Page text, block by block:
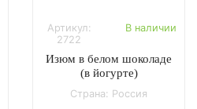
Артикул:
2722
В наличии
Изюм в белом шоколаде
(в йогурте)
Страна: Россия